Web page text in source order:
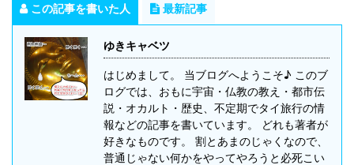
この記事を書いた人 最新記事
ゆきキャベツ
はじめまして。 当ブログへようこそ♪ このブ
ログでは、おもに宇宙・仏教の教え・都市伝
説・オカルト・歴史、不定期でタイ旅行の情
報などの記事を書いています。 どれも著者が
好きなものです。 割とあまのじゃくなので、
普通じゃない何かをやってやろうと必死こい